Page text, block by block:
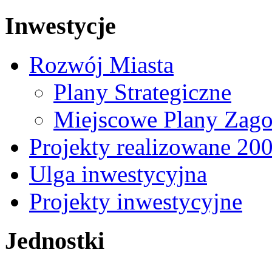
Inwestycje
Rozwój Miasta
Plany Strategiczne
Miejscowe Plany
Projekty realizowane
Ulga inwestycyjna
Projekty inwestycyjne
Jednostki